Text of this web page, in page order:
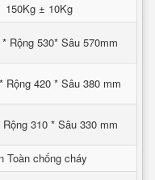
150Kg ± 10Kg
Rộng 530* Sâu 570mm
Rộng 420 * Sâu 380 mm
310 * Sâu 330 mm
Toàn chống cháy